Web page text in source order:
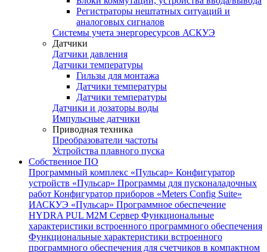
Регистраторы нештатных ситуаций и
аналоговых сигналов
Системы учета энергоресурсов АСКУЭ
Датчики
Датчики давления
Датчики температуры
Гильзы для монтажа
Датчики температуры
Датчики температуры
Датчики и дозаторы воды
Импульсные датчики
Приводная техника
Преобразователи частоты
Устройства плавного пуска
Собственное ПО
Программный комплекс «Пульсар» Конфигуратор
устройств «Пульсар» Программы для пусконаладочных
работ Конфигуратор приборов «Meters Config Suite»
ИАСКУЭ «Пульсар» Программное обеспечение
HYDRA PUL M2M Сервер Функциональные
характеристики встроенного программного обеспечения
Функциональные характеристики встроенного
программного обеспечения для счетчиков в компактном